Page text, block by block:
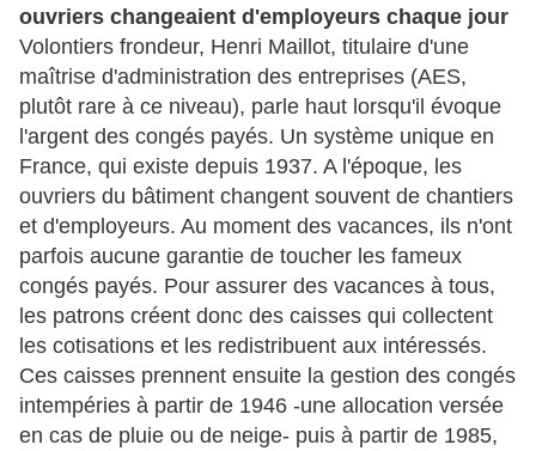
ouvriers changeaient d'employeurs chaque jour
Volontiers frondeur, Henri Maillot, titulaire d'une
maîtrise d'administration des entreprises (AES,
plutôt rare à ce niveau), parle haut lorsqu'il évoque
l'argent des congés payés. Un système unique en
France, qui existe depuis 1937. A l'époque, les
ouvriers du bâtiment changent souvent de chantiers
et d'employeurs. Au moment des vacances, ils n'ont
parfois aucune garantie de toucher les fameux
congés payés. Pour assurer des vacances à tous,
les patrons créent donc des caisses qui collectent
les cotisations et les redistribuent aux intéressés.
Ces caisses prennent ensuite la gestion des congés
intempéries à partir de 1946 -une allocation versée
en cas de pluie ou de neige- puis à partir de 1985,